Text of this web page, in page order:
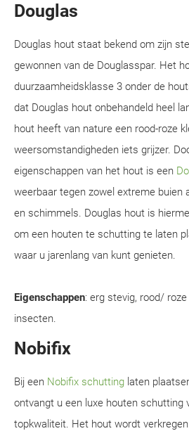
Douglas
Douglas hout staat bekend om zijn
gewonnen van de Douglasspar. Het
duurzaamheidsklasse 3 onder de
dat Douglas hout onbehandeld heel
hout heeft van nature een rood-roze
weersomstandigheden iets grijzer.
eigenschappen van het hout is een
weerbaar tegen zowel extreme buien
en schimmels. Douglas hout is
om een houten te schutting te laten
waar u jarenlang van kunt genieten.
Eigenschappen: erg stevig, rood/
insecten.
Nobifix
Bij een Nobifix schutting laten
ontvangt u een luxe houten schutting
topkwaliteit. Het hout wordt